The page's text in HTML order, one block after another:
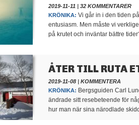
2019-11-11 | 32 KOMMENTARER
KRÖNIKA: Vi går in i den tiden
entusiasm. Men måste vi
på krutet och inväntar bättre
ÅTER TILL RUTA
2019-11-08 | KOMMENTERA
KRÖNIKA: Bergsguiden Carl
ändrade sitt resebeteende för
hur man när sina närodlade